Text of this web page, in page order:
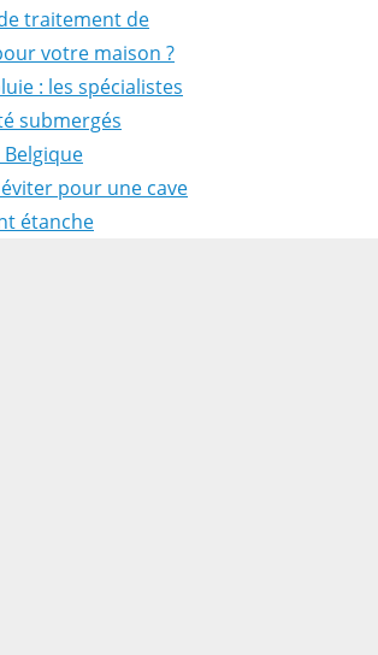
traitement de
votre maison ?
: les spécialistes
submergés
Belgique
pour une cave
étanche